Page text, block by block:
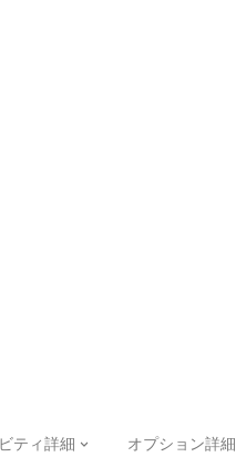
ティ詳細 オプション詳細